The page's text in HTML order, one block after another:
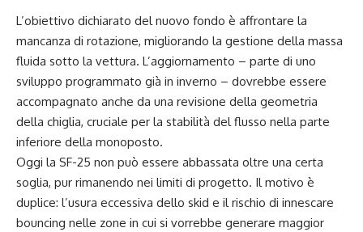
L’obiettivo dichiarato del nuovo fondo è affrontare la
mancanza di rotazione, migliorando la gestione della massa
fluida sotto la vettura. L’aggiornamento – parte di uno
sviluppo programmato già in inverno – dovrebbe essere
accompagnato anche da una revisione della geometria
della chiglia, cruciale per la stabilità del flusso nella parte
inferiore della monoposto.
Oggi la SF-25 non può essere abbassata oltre una certa
soglia, pur rimanendo nei limiti di progetto. Il motivo è
duplice: l’usura eccessiva dello skid e il rischio di innescare
bouncing nelle zone in cui si vorrebbe generare maggior